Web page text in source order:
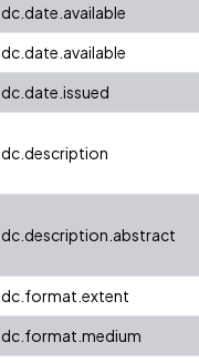
dc.date.available
dc.date.available
dc.date.issued
dc.description
dc.description.abstract
dc.format.extent
dc.format.medium